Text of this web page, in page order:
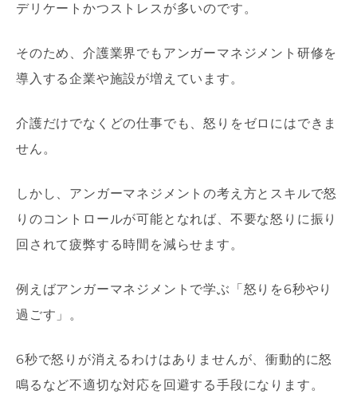
デリケートかつストレスが多いのです。
そのため、介護業界でもアンガーマネジメント研修を
導入する企業や施設が増えています。
介護だけでなくどの仕事でも、怒りをゼロにはできま
せん。
しかし、アンガーマネジメントの考え方とスキルで怒
りのコントロールが可能となれば、不要な怒りに振り
回されて疲弊する時間を減らせます。
例えばアンガーマネジメントで学ぶ「怒りを6秒やり
過ごす」。
6秒で怒りが消えるわけはありませんが、衝動的に怒
鳴るなど不適切な対応を回避する手段になります。